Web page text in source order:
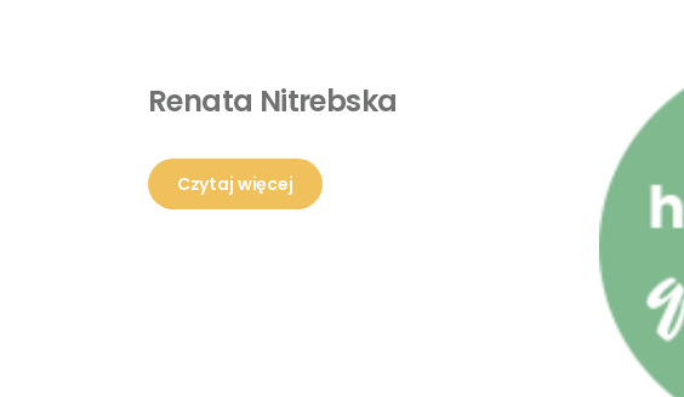
Renata Nitrebska
Czytaj więcej